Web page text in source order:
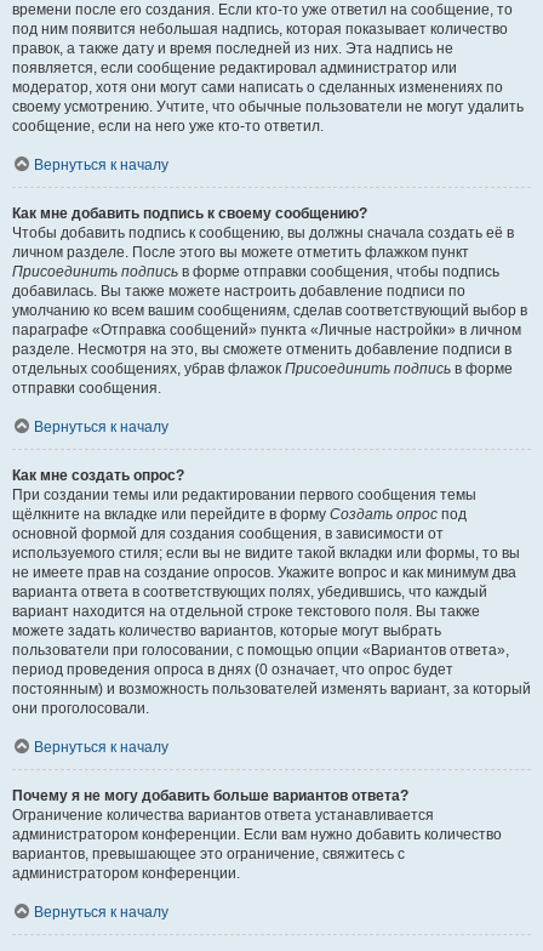
времени после его создания. Если кто-то уже ответил на сообщение, то
под ним появится небольшая надпись, которая показывает количество
правок, а также дату и время последней из них. Эта надпись не
появляется, если сообщение редактировал администратор или
модератор, хотя они могут сами написать о сделанных изменениях по
своему усмотрению. Учтите, что обычные пользователи не могут удалить
сообщение, если на него уже кто-то ответил.
Вернуться к началу
Как мне добавить подпись к своему сообщению?
Чтобы добавить подпись к сообщению, вы должны сначала создать её в
личном разделе. После этого вы можете отметить флажком пункт
Присоединить подпись в форме отправки сообщения, чтобы подпись
добавилась. Вы также можете настроить добавление подписи по
умолчанию ко всем вашим сообщениям, сделав соответствующий выбор в
параграфе «Отправка сообщений» пункта «Личные настройки» в личном
разделе. Несмотря на это, вы сможете отменить добавление подписи в
отдельных сообщениях, убрав флажок Присоединить подпись в форме
отправки сообщения.
Вернуться к началу
Как мне создать опрос?
При создании темы или редактировании первого сообщения темы
щёлкните на вкладке или перейдите в форму Создать опрос под
основной формой для создания сообщения, в зависимости от
используемого стиля; если вы не видите такой вкладки или формы, то вы
не имеете прав на создание опросов. Укажите вопрос и как минимум два
варианта ответа в соответствующих полях, убедившись, что каждый
вариант находится на отдельной строке текстового поля. Вы также
можете задать количество вариантов, которые могут выбрать
пользователи при голосовании, с помощью опции «Вариантов ответа»,
период проведения опроса в днях (0 означает, что опрос будет
постоянным) и возможность пользователей изменять вариант, за который
они проголосовали.
Вернуться к началу
Почему я не могу добавить больше вариантов ответа?
Ограничение количества вариантов ответа устанавливается
администратором конференции. Если вам нужно добавить количество
вариантов, превышающее это ограничение, свяжитесь с
администратором конференции.
Вернуться к началу